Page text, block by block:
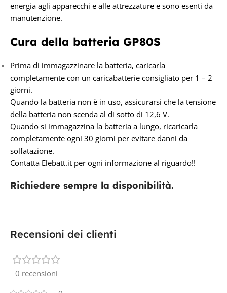
energia agli apparecchi e alle attrezzature e sono esenti da
manutenzione.
Cura della batteria GP80S
Prima di immagazzinare la batteria, caricarla
completamente con un caricabatterie consigliato per 1 – 2
giorni.
Quando la batteria non è in uso, assicurarsi che la tensione
della batteria non scenda al di sotto di 12,6 V.
Quando si immagazzina la batteria a lungo, ricaricarla
completamente ogni 30 giorni per evitare danni da
solfatazione.
Contatta Elebatt.it per ogni informazione al riguardo!!
Richiedere sempre la disponibilità.
Recensioni dei clienti
0 recensioni